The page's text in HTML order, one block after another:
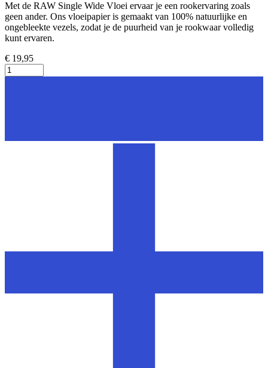
Met de RAW Single Wide Vloei ervaar je een rookervaring zoals
geen ander. Ons vloeipapier is gemaakt van 100% natuurlijke en
ongebleekte vezels, zodat je de puurheid van je rookwaar volledig
kunt ervaren.
€ 19,95